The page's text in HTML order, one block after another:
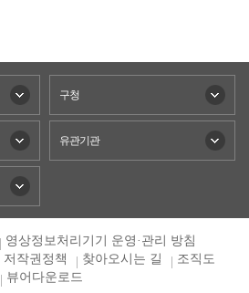
구청
유관기관
영상정보처리기기 운영·관리 방침
저작권정책 찾아오시는 길
조직도
뷰어다운로드